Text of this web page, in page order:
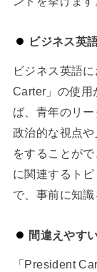
ビジネス英
ビジネス英語
Carter」の使用
ば、青年のリ
政治的な視点
をすることが
に関連するト
で、事前に知識
間違えやす
「President